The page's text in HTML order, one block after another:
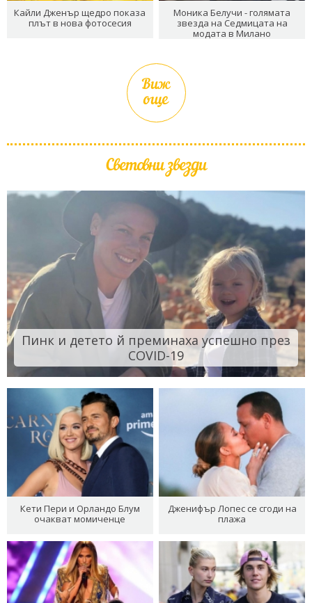
Кайли Дженър щедро показа
плът в нова фотосесия
Моника Белучи - голямата
звезда на Седмицата на
модата в Милано
Виж
още
Световни звезди
Пинк и детето й преминаха успешно през
COVID-19
Кети Пери и Орландо Блум
очакват момиченце
Дженифър Лопес се сгоди на
плажа